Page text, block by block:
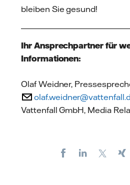
bleiben Sie gesund!
Ihr Ansprechpartner für
Informationen:
Olaf Weidner,
Vattenfall GmbH, Media
FacebookLinkedIn